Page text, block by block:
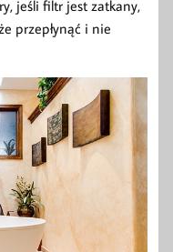
jeśli filtr jest zatkany,
przepłynąć i nie